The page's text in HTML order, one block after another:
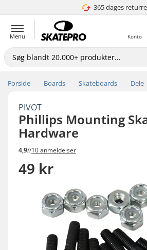
365 dages
4.8 ud af 5
Menu Konto
Forside Boards Skateboards Dele
PIVOT
Phillips Mounting
Hardware
4,9//10 anmeldelser
49 kr